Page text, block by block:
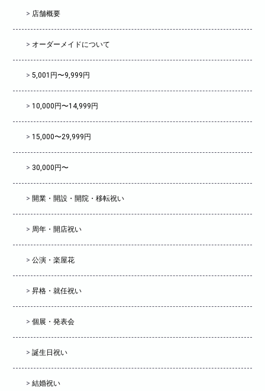
> 店舗概要
> オーダーメイドについて
>5,001円〜9,999円
>10,000円〜14,999円
>15,000〜29,999円
> 30,000円〜
>開業・開設・開院・移転祝い
> 周年・開店祝い
>公演・楽屋花
>昇格・就任祝い
>個展・発表会
>誕生日祝い
>結婚祝い